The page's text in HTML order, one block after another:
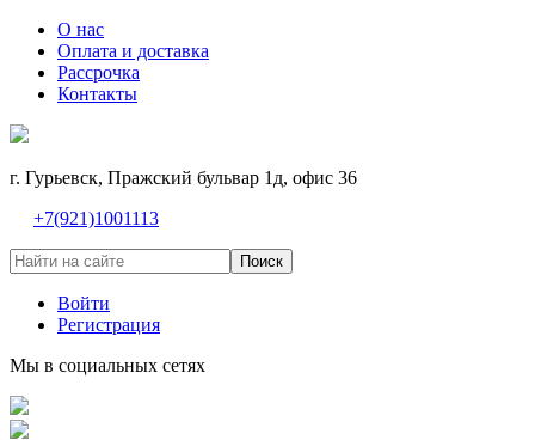
О нас
Оплата и доставка
Рассрочка
Контакты
г. Гурьевск, Пражский бульвар 1д, офис 36
+7(921)1001113
Поиск
Войти
Регистрация
Мы в социальных сетях